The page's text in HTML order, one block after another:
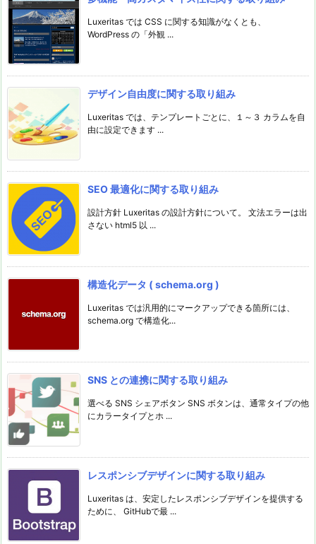
Luxeritas では CSS に関する知識がなくとも、
WordPress の「外観 ...
デザイン自由度に関する取り組み
Luxeritas では、テンプレートごとに、１～３ カラムを自
由に設定できます ...
SEO 最適化に関する取り組み
設計方針 Luxeritas の設計方針について。 文法エラーは出
さない html5 以 ...
構造化データ ( schema.org )
Luxeritas では汎用的にマークアップできる箇所には、
schema.org で構造化...
SNS との連携に関する取り組み
選べる SNS シェアボタン SNS ボタンは、通常タイプの他
にカラータイプとホ ...
レスポンシブデザインに関する取り組み
Luxeritas は、安定したレスポンシブデザインを提供する
ために、 GitHubで最 ...